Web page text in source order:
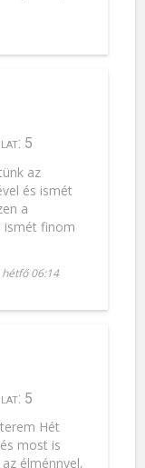
5
az
és ismét
a
ismét finom
06:14
5
Hét
most is
élménnyel,